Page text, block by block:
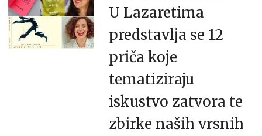
U Lazaretima
predstavlja se 12
priča koje
tematiziraju
iskustvo zatvora te
zbirke naših vrsnih